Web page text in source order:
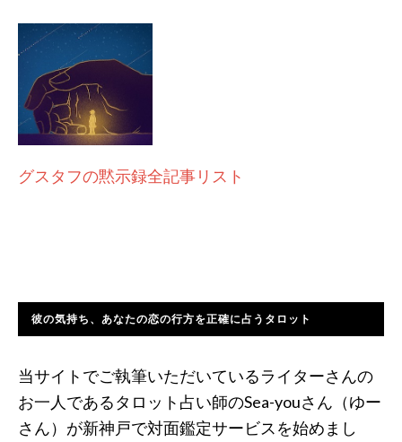
グスタフの黙示録全記事リスト
彼の気持ち、あなたの恋の行方を正確に占うタロット
当サイトでご執筆いただいているライターさんの
お一人であるタロット占い師のSea-youさん（ゆー
さん）が新神戸で対面鑑定サービスを始めまし